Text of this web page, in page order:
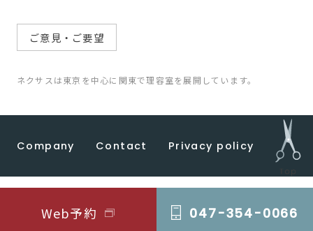
Web予約 047-354-0066
ご意見・ご要望
ネクサスは東京を中心に関東で理容室を展開しています。
Company Contact Privacy policy
© 2022 CEP HOLDINGS